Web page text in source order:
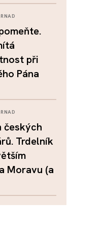
při
Pána
českých
Trdelník
Moravu (a